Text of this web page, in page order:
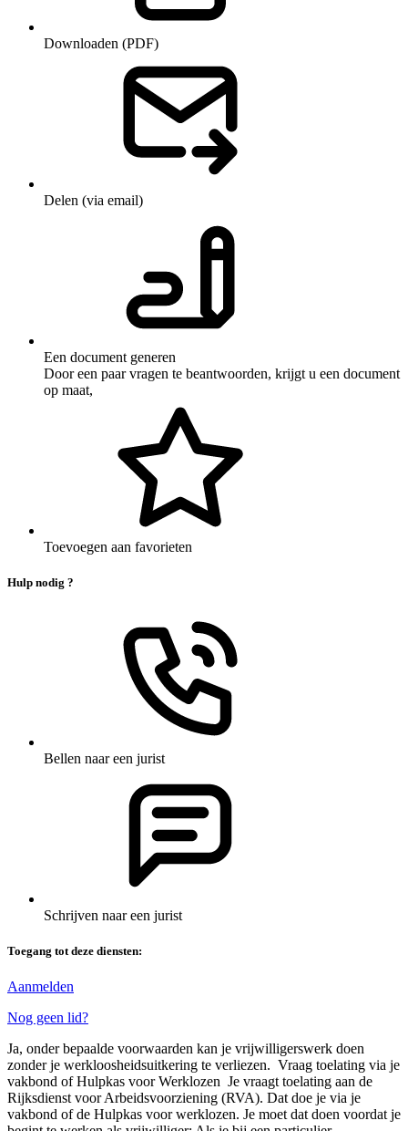
Downloaden (PDF)
Delen (via email)
Een document generen
Door een paar vragen te beantwoorden, krijgt u een document
op maat,
Toevoegen aan favorieten
Hulp nodig ?
Bellen naar een jurist
Schrijven naar een jurist
Toegang tot deze diensten:
Aanmelden
Nog geen lid?
Ja, onder bepaalde voorwaarden kan je vrijwilligerswerk doen
zonder je werkloosheidsuitkering te verliezen. Vraag toelating via je
vakbond of Hulpkas voor Werklozen Je vraagt toelating aan de
Rijksdienst voor Arbeidsvoorziening (RVA). Dat doe je via je
vakbond of de Hulpkas voor werklozen. Je moet dat doen voordat je